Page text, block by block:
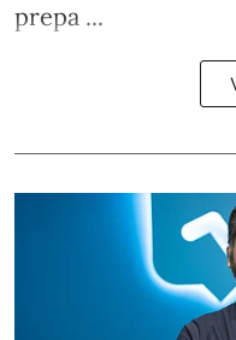
prepa ...